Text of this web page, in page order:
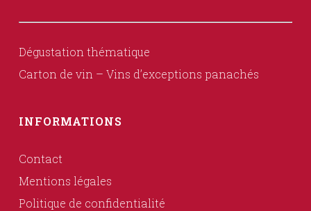
Dégustation thématique
Carton de vin – Vins d’exceptions panachés
INFORMATIONS
Contact
Mentions légales
Politique de confidentialité